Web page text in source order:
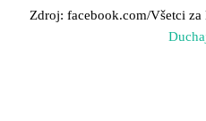
Zdroj: facebook.com/Všetci za